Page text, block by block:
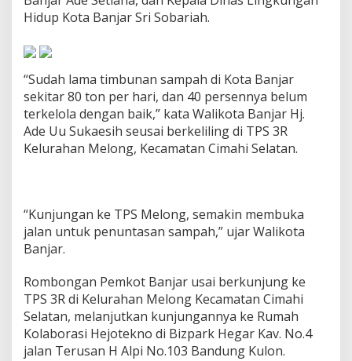
e
g
k
a
n
P
r
o
m
a
s
a
m
a
Hidup Kota Banjar Sri Sobariah.
“Sudah lama timbunan sampah di Kota Banjar
sekitar 80 ton per hari, dan 40 persennya belum
terkelola dengan baik,” kata Walikota Banjar Hj.
Ade Uu Sukaesih seusai berkeliling di TPS 3R
Kelurahan Melong, Kecamatan Cimahi Selatan.
“Kunjungan ke TPS Melong, semakin membuka
jalan untuk penuntasan sampah,” ujar Walikota
Banjar.
Rombongan Pemkot Banjar usai berkunjung ke
TPS 3R di Kelurahan Melong Kecamatan Cimahi
Selatan, melanjutkan kunjungannya ke Rumah
Kolaborasi Hejotekno di Bizpark Hegar Kav. No.4
jalan Terusan H Alpi No.103 Bandung Kulon.